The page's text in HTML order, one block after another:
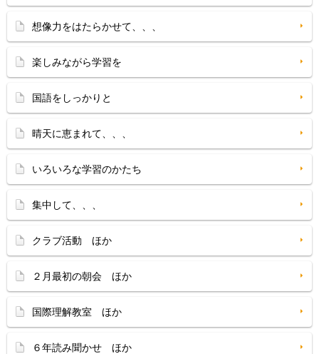
想像力をはたらかせて、、、
楽しみながら学習を
国語をしっかりと
晴天に恵まれて、、、
いろいろな学習のかたち
集中して、、、
クラブ活動 ほか
２月最初の朝会 ほか
国際理解教室 ほか
６年読み聞かせ ほか